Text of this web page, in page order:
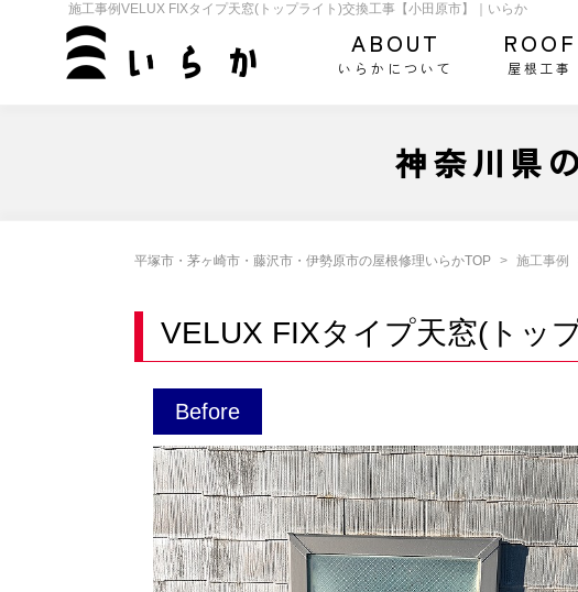
施工事例VELUX FIXタイプ天窓(トップライト)交換工事【小田原市】｜いらか
ABOUT
いらかについて
ROOF
屋根工事
神奈川県
平塚市・茅ヶ崎市・藤沢市・伊勢原市の屋根修理いらかTOP 施工事例
VELUX FIXタイプ天窓(トッ
Before